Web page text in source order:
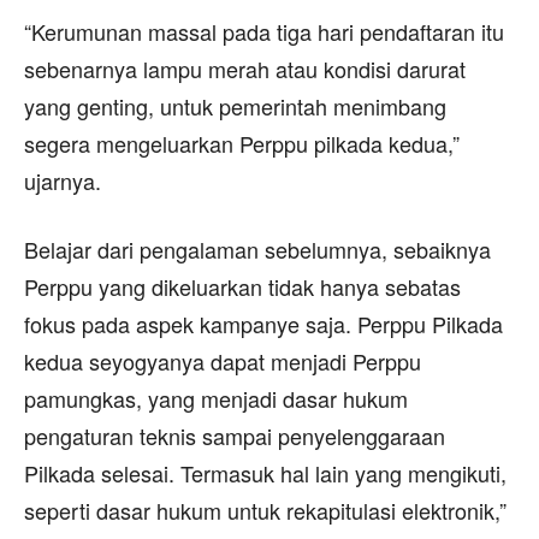
“Kerumunan massal pada tiga hari pendaftaran itu
sebenarnya lampu merah atau kondisi darurat
yang genting, untuk pemerintah menimbang
segera mengeluarkan Perppu pilkada kedua,”
ujarnya.
Belajar dari pengalaman sebelumnya, sebaiknya
Perppu yang dikeluarkan tidak hanya sebatas
fokus pada aspek kampanye saja. Perppu Pilkada
kedua seyogyanya dapat menjadi Perppu
pamungkas, yang menjadi dasar hukum
pengaturan teknis sampai penyelenggaraan
Pilkada selesai. Termasuk hal lain yang mengikuti,
seperti dasar hukum untuk rekapitulasi elektronik,”